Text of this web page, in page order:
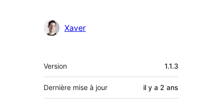
Xaver
Méta
Version 1.1.3
Dernière mise à jour il y a 2 ans